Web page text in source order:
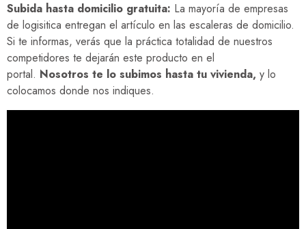
Subida hasta domicilio gratuita: La mayoría de empresas
de logisitica entregan el artículo en las escaleras de domicilio.
Si te informas, verás que la práctica totalidad de nuestros
competidores te dejarán este producto en el
portal. Nosotros te lo subimos hasta tu vivienda, y lo
colocamos donde nos indiques.